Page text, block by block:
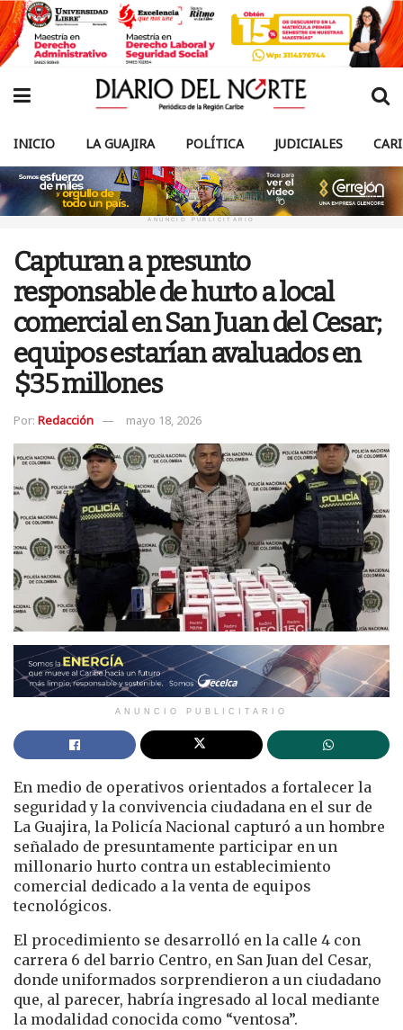
INICIO LA GUAJIRA POLÍTICA JUDICIALES
ANUNCIO PUBLICITARIO
Capturan a presunto
responsable de hurto a local
comercial en San Juan del Cesar;
equipos estarían avaluados en
$35 millones
Por: Redacción mayo 18, 2026
ANUNCIO PUBLICITARIO
En medio de operativos orientados a fortalecer la
seguridad y la convivencia ciudadana en el sur de
La Guajira, la Policía Nacional capturó a un hombre
señalado de presuntamente participar en un
millonario hurto contra un establecimiento
comercial dedicado a la venta de equipos
tecnológicos.
El procedimiento se desarrolló en la calle 4 con
carrera 6 del barrio Centro, en San Juan del Cesar,
donde uniformados sorprendieron a un ciudadano
que, al parecer, habría ingresado al local mediante
la modalidad conocida como “ventosa”.